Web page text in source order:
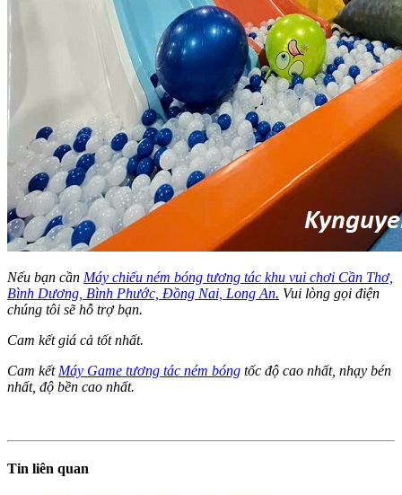
Nếu bạn cần Máy chiếu ném bóng tương tác khu vui chơi Cần Thơ,
Bình Dương, Bình Phước, Đồng Nai, Long An. Vui lòng gọi điện
chúng tôi sẽ hỗ trợ bạn.
Cam kết giá cả tốt nhất.
Cam kết Máy Game tương tác ném bóng tốc độ cao nhất, nhạy bén
nhất, độ bền cao nhất.
Tin liên quan